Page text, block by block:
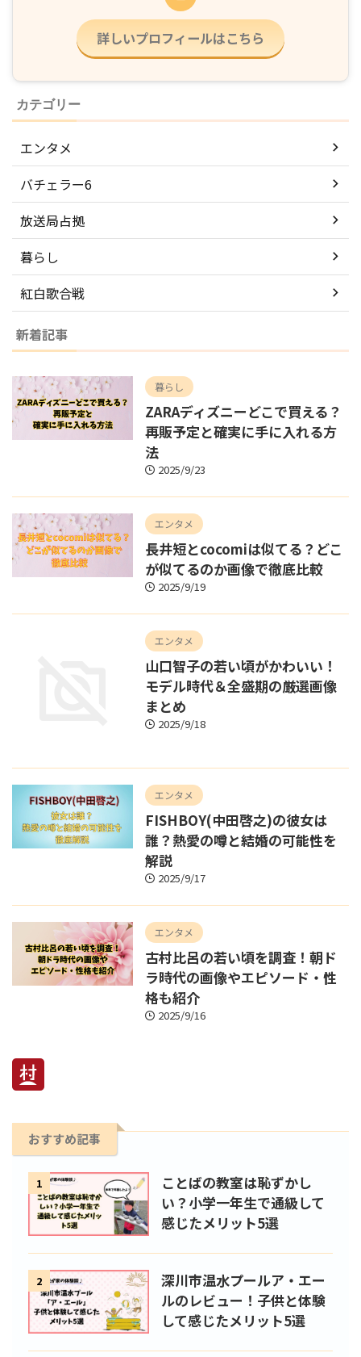
詳しいプロフィールはこちら
カテゴリー
エンタメ
バチェラー6
放送局占拠
暮らし
紅白歌合戦
新着記事
暮らし
ZARAディズニーどこで買える？
再販予定と確実に手に入れる方
法
2025/9/23
エンタメ
長井短とcocomiは似てる？どこ
が似てるのか画像で徹底比較
2025/9/19
エンタメ
山口智子の若い頃がかわいい！
モデル時代＆全盛期の厳選画像
まとめ
2025/9/18
エンタメ
FISHBOY(中田啓之)の彼女は
誰？熱愛の噂と結婚の可能性を
解説
2025/9/17
エンタメ
古村比呂の若い頃を調査！朝ド
ラ時代の画像やエピソード・性
格も紹介
2025/9/16
おすすめ記事
1
ことばの教室は恥ずかし
い？小学一年生で通級して
感じたメリット5選
2
深川市温水プールア・エー
ルのレビュー！子供と体験
して感じたメリット5選